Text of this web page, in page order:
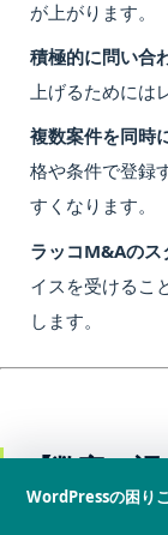
が上がります。
積極的に問い合
上げるためには
複数案件を同時
格や条件で登録
すくなります。
ラッコM&Aのス
イスを受けるこ
します。
【数字で
られた売
WordPressの困り